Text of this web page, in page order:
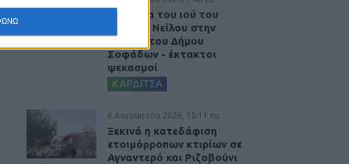
Κρούσμα του ιού του
Δυτικού Νείλου στην
Κυψέλη του Δήμου
Σοφάδων - έκτακτοι
ψεκασμοί
ΚΑΡΔΙΤΣΑ
6 Αυγούστου 2026, 10:11 πμ
Ξεκινά η κατεδάφιση
ετοιμόρροπων κτιρίων σε
Αγναντερό και Ριζοβούνι